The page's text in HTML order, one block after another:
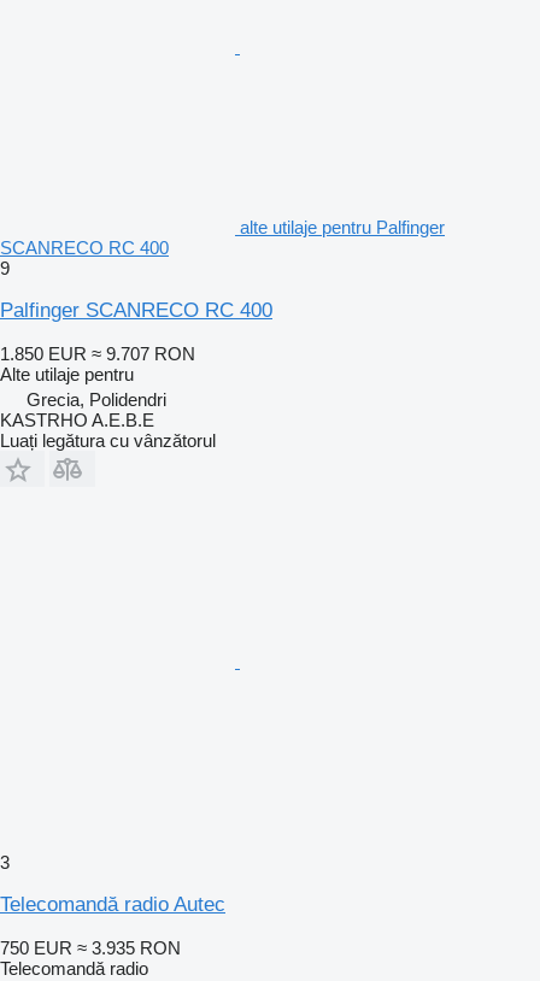
alte utilaje pentru Palfinger
SCANRECO RC 400
9
Palfinger SCANRECO RC 400
1.850 EUR ≈ 9.707 RON
Alte utilaje pentru
Grecia, Polidendri
KASTRHO A.E.B.E
Luați legătura cu vânzătorul
3
Telecomandă radio Autec
750 EUR ≈ 3.935 RON
Telecomandă radio